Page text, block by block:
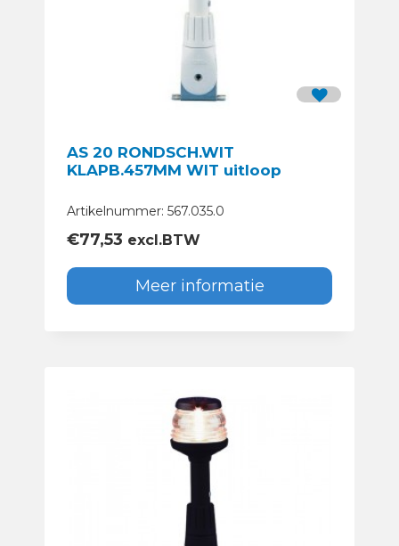
AS 20 RONDSCH.WIT
KLAPB.457MM WIT uitloop
Artikelnummer: 567.035.0
€77,53 excl.BTW
Meer informatie